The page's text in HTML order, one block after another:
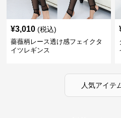
¥3,010 (税込)
薔薇柄レース透け感フェイクタ
イツレギンス
人気アイテ